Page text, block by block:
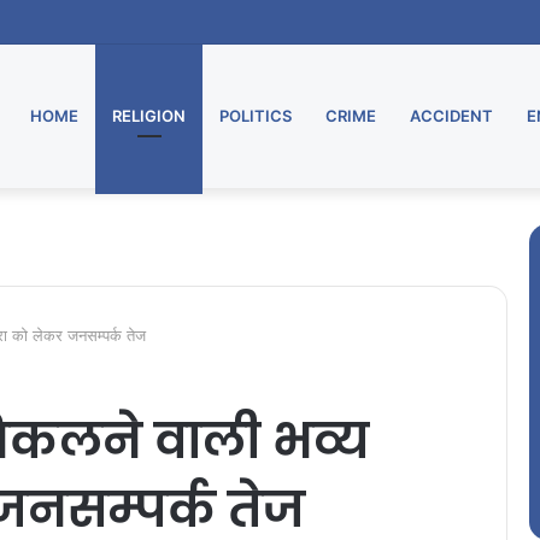
HOME RELIGION POLITICS CRIME ACCIDENT
को लेकर जनसम्पर्क तेज
वाली भव्य
तेज